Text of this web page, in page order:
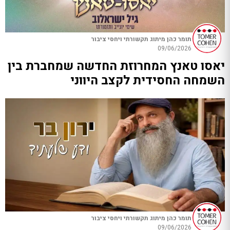
תומר כהן מיתוג תקשורתי ויחסי ציבור
09/06/2026
יאסו טאנץ המחרוזת החדשה שמחברת בין
השמחה החסידית לקצב היווני
תומר כהן מיתוג תקשורתי ויחסי ציבור
09/06/2026